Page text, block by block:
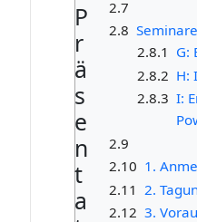
2.7
2.8
2.8.1 G:
2.8.2 H:
2.8.3 I:
2.9
2.10 1.
2.11 2.
2.12 3.
P
r
ä
s
e
n
t
a